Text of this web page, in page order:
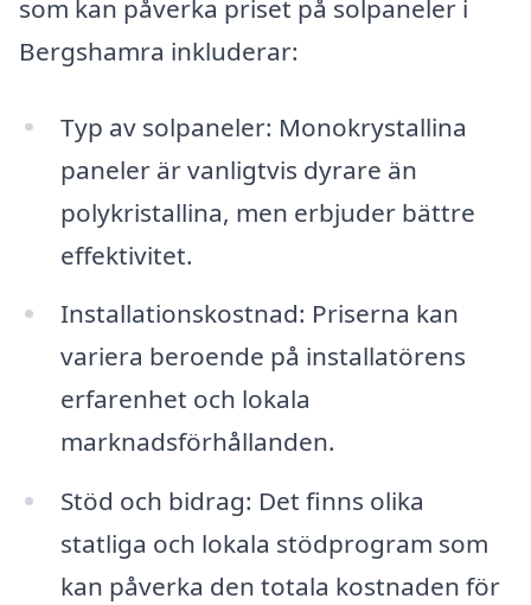
som kan påverka priset på solpaneler i
Bergshamra inkluderar:
Typ av solpaneler: Monokrystallina
paneler är vanligtvis dyrare än
polykristallina, men erbjuder bättre
effektivitet.
Installationskostnad: Priserna kan
variera beroende på installatörens
erfarenhet och lokala
marknadsförhållanden.
Stöd och bidrag: Det finns olika
statliga och lokala stödprogram som
kan påverka den totala kostnaden för